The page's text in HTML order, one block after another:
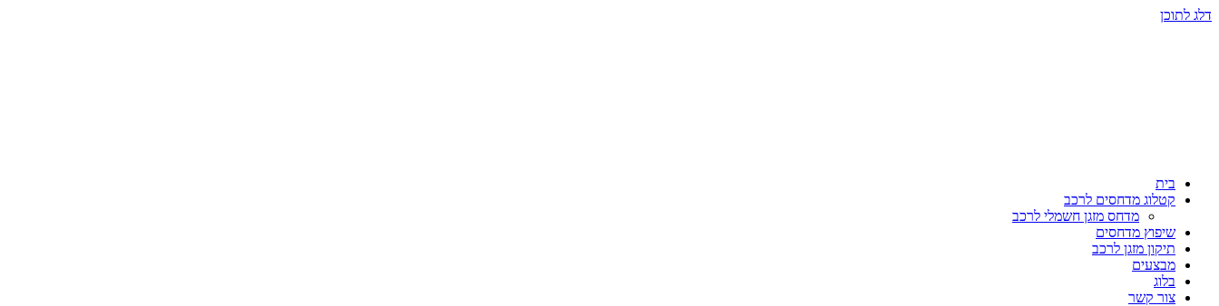
דלג לתוכן
בית
קטלוג מדחסים לרכב
מדחס מזגן חשמלי לרכב
שיפוץ מדחסים
תיקון מזגן לרכב
מבצעים
בלוג
צור קשר